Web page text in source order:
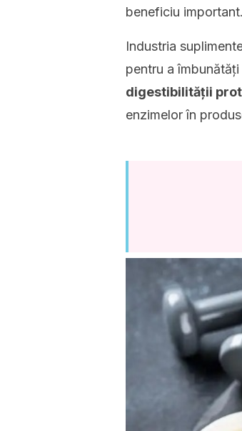
beneficiu important.
Industria
pentru a
digestibilității
enzimelor în